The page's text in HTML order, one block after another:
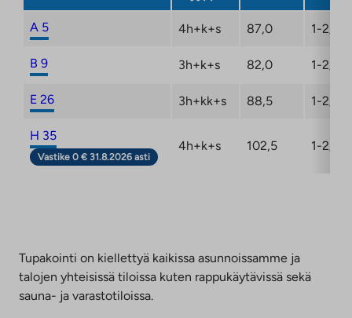
A 5 4h+k+s 87,0 1-2/2
B 9 3h+k+s 82,0 1-2/2
E 26 3h+kk+s 88,5 1-2/2
H 35
Vastike 0 € 31.8.2026 asti
4h+k+s 102,5 1-2/2
Tupakointi on kiellettyä kaikissa asunnoissamme ja
talojen yhteisissä tiloissa kuten rappukäytävissä sekä
sauna- ja varastotiloissa.